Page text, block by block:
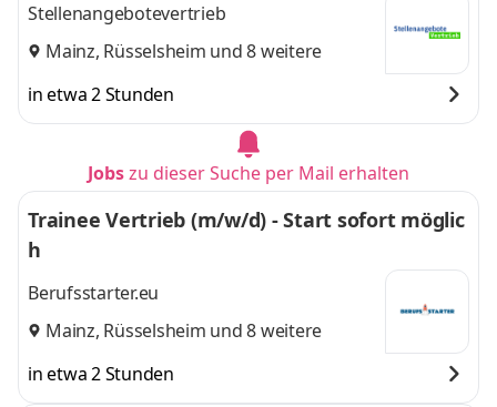
Stellenangebotevertrieb
Mainz, Rüsselsheim und 8 weitere
in etwa 2 Stunden
Jobszu dieser Suche per Mail erhalten
Trainee Vertrieb (m/w/d) - Start sofort möglic
h
Berufsstarter.eu
Mainz, Rüsselsheim und 8 weitere
in etwa 2 Stunden